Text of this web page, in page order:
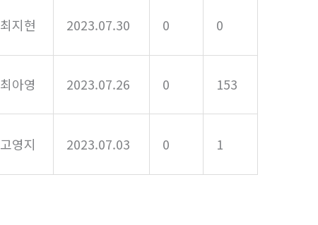
최지현 2023.07.30 0 0
최아영 2023.07.26 0 153
고영지 2023.07.03 0 1